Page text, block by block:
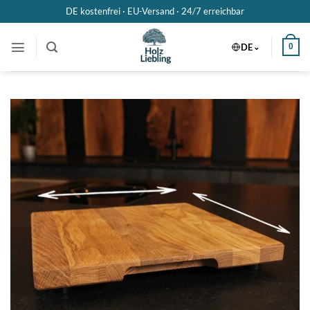
Inhalt
DE kostenfrei · EU-Versand · 24/7 erreichbar
DE 0